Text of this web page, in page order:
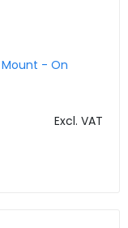
Mount - On
Excl. VAT